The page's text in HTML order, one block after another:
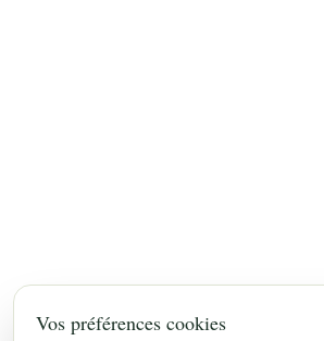
Vos préférences cookies